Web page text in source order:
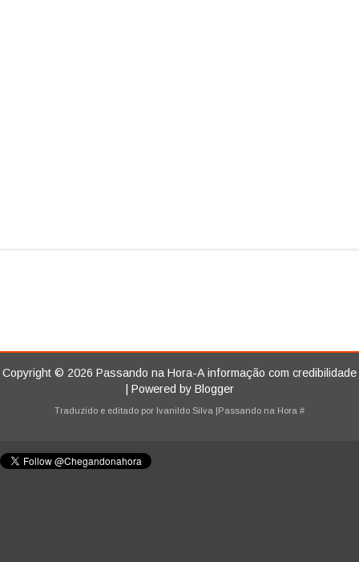
Copyright © 2026 Passando na Hora-A informação com credibilidade
| Powered by Blogger
Traduzido e editado por Ivanildo Silva |Passando na Hora #